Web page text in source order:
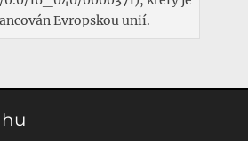
Evropskou unií.